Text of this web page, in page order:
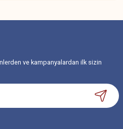
ederiz.
görüntülenemiyor.
bulunuyor.
olmalı.
ve kampanyalardan ilk sizin